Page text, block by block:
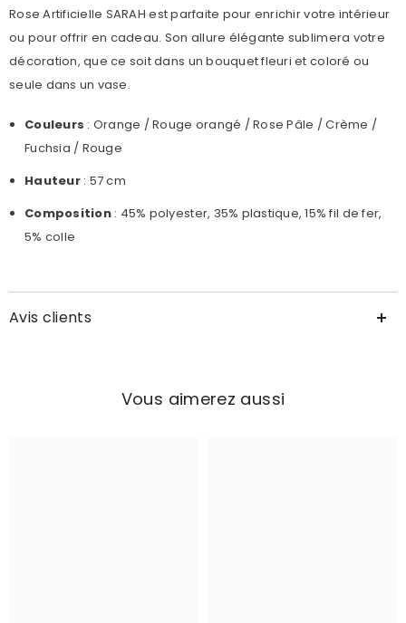
Rose Artificielle SARAH est parfaite pour enrichir votre intérieur
ou pour offrir en cadeau. Son allure élégante sublimera votre
décoration, que ce soit dans un bouquet fleuri et coloré ou
seule dans un vase.
Couleurs : Orange /Rouge orangé /Rose Pâle / Crème /
Fuchsia / Rouge
Hauteur: 57 cm
Composition: 45% polyester, 35% plastique, 15% fil de fer,
5% colle
Avis clients
Vous aimerez aussi